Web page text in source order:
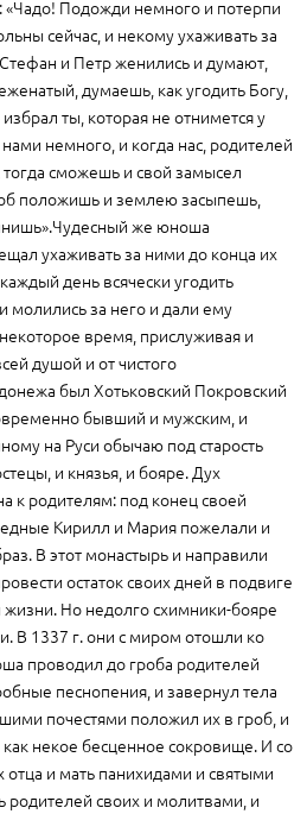
«Чадо! Подожди немного и потерпи
сейчас, и некому ухаживать за
и Петр женились и думают,
думаешь, как угодить Богу,
ты, которая не отнимется у
немного, и когда нас, родителей
сможешь и свой замысел
положишь и землею засыпешь,
же юноша
ухаживать за ними до конца их
день всячески угодить
молились за него и дали ему
время, прислуживая и
душой и от чистого
был Хотьковский Покровский
бывший и мужским, и
на Руси обычаю под старость
и князья, и бояре. Дух
к родителям: под конец своей
Кирилл и Мария пожелали и
В этот монастырь и направили
остаток своих дней в подвиге
жизни. Но недолго схимники-бояре
В 1337 г. они с миром отошли ко
проводил до гроба родителей
песнопения, и завернул тела
почестями положил их в гроб, и
некое бесценное сокровище. И со
и мать панихидами и святыми
родителей своих и молитвами, и